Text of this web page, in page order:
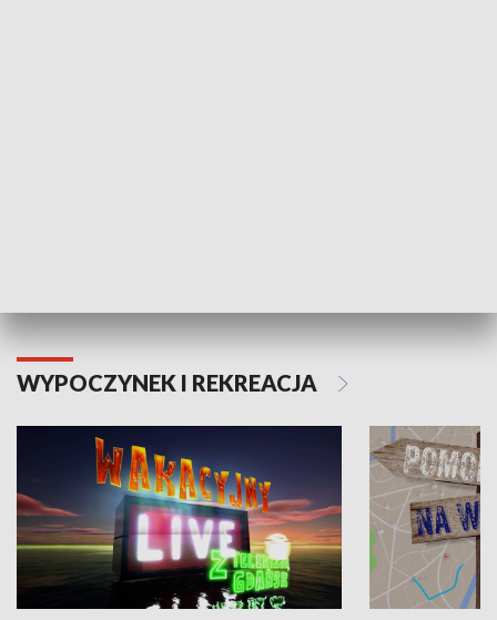
WYPOCZYNEK I REKREACJA